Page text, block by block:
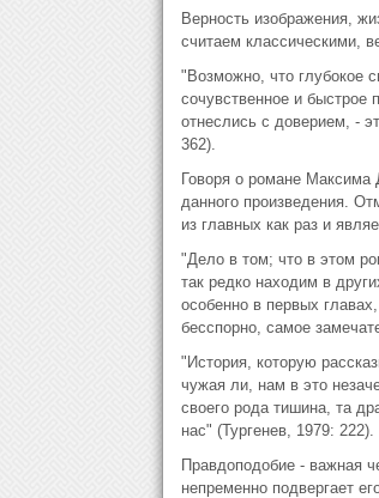
Верность изображения,
считаем классическими,
"Возможно, что глубокое
сочувственное и
отнеслись с доверием, -
362).
Говоря о романе Максима
данного произведения.
из главных как раз и
"Дело в том; что в этом
так редко находим в
особенно в первых
бесспорно, самое
"История, которую
чужая ли, нам в это
своего рода тишина, та
нас" (Тургенев, 1979: 222).
Правдоподобие - важная
непременно подвергает